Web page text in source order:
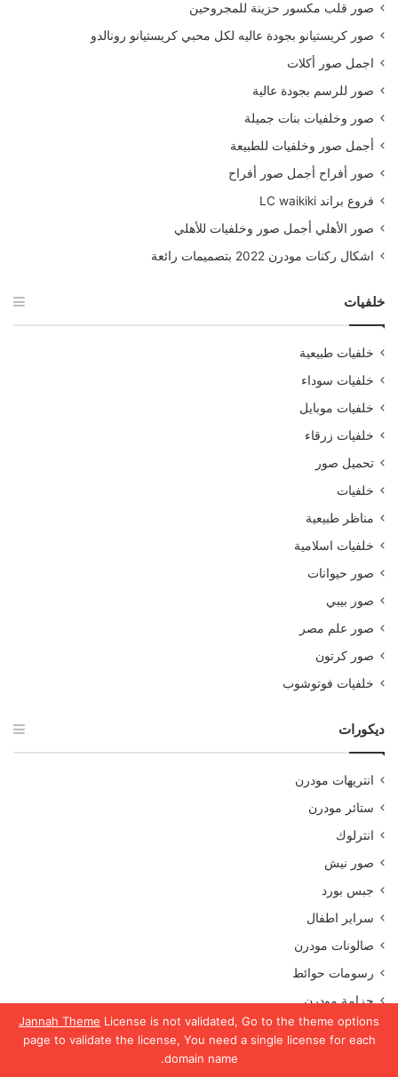
Jannah Theme License is not validated, Go to the theme options
page to validate the license, You need a single license for each
domain name.
صور قلب مكسور حزينة للمجروحين
صور كريستيانو بجودة عاليه لكل محبي كريستيانو رونالدو
اجمل صور أكلات
صور للرسم بجودة عالية
صور وخلفيات بنات جميلة
أجمل صور وخلفيات للطبيعة
صور أفراح أجمل صور أفراح
فروع براند LC waikiki
صور الأهلي أجمل صور وخلفيات للأهلي
اشكال ركنات مودرن 2022 بتصميمات رائعة
خلفيات
خلفيات طبيعية
خلفيات سوداء
خلفيات موبايل
خلفيات زرقاء
تحميل صور
خلفيات
مناظر طبيعية
خلفيات اسلامية
صور حيوانات
صور بيبي
صور علم مصر
صور كرتون
خلفيات فوتوشوب
ديكورات
انتريهات مودرن
ستائر مودرن
انترلوك
صور نيش
جبس بورد
سراير اطفال
صالونات مودرن
رسومات حوائط
جزامة مودرن
صور غرف نوم